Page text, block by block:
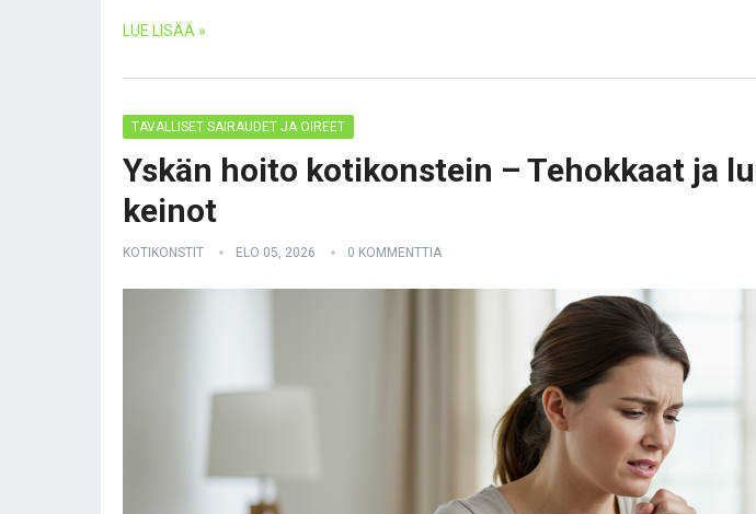
LUE LISÄÄ »
TAVALLISET SAIRAUDET JA OIREET
Yskän hoito kotikonstein – Tehokkaat ja
keinot
KOTIKONSTIT ELO 05, 2026 0 KOMMENTTIA